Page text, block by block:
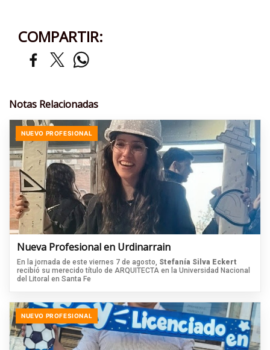
COMPARTIR:
Notas Relacionadas
NUEVO PROFESIONAL
Nueva Profesional en Urdinarrain
En la jornada de este viernes 7 de agosto, Stefanía Silva Eckert
recibió su merecido título de ARQUITECTA en la Universidad Nacional
del Litoral en Santa Fe
NUEVO PROFESIONAL